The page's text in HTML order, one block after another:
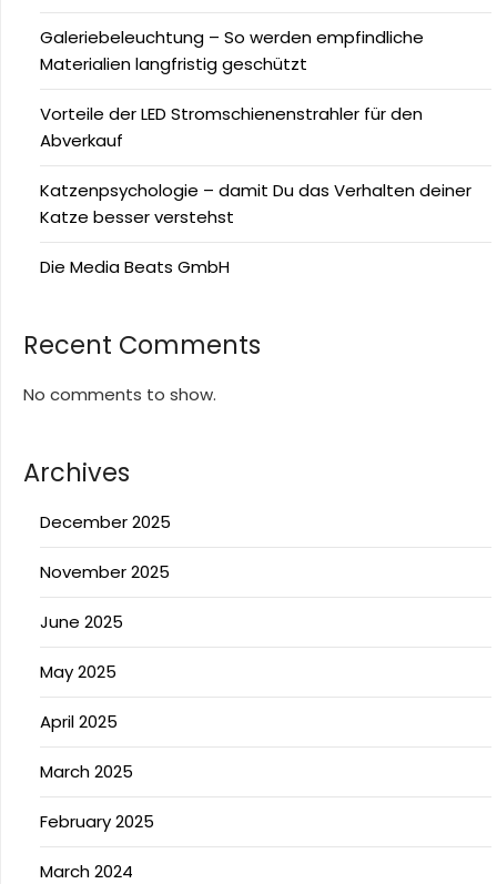
Galeriebeleuchtung – So werden empfindliche
Materialien langfristig geschützt
Vorteile der LED Stromschienenstrahler für den
Abverkauf
Katzenpsychologie – damit Du das Verhalten deiner
Katze besser verstehst
Die Media Beats GmbH
Recent Comments
No comments to show.
Archives
December 2025
November 2025
June 2025
May 2025
April 2025
March 2025
February 2025
March 2024